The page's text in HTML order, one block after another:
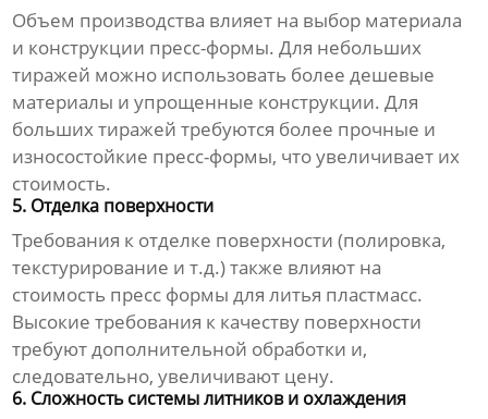
Объем производства влияет на выбор материала
и конструкции пресс-формы. Для небольших
тиражей можно использовать более дешевые
материалы и упрощенные конструкции. Для
больших тиражей требуются более прочные и
износостойкие пресс-формы, что увеличивает их
стоимость.
5. Отделка поверхности
Требования к отделке поверхности (полировка,
текстурирование и т.д.) также влияют на
стоимость пресс формы для литья пластмасс.
Высокие требования к качеству поверхности
требуют дополнительной обработки и,
следовательно, увеличивают цену.
6. Сложность системы литников и охлаждения